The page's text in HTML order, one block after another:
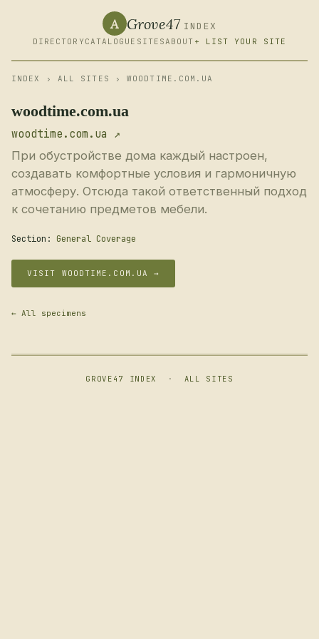
A Grove47 INDEX
DIRECTORY CATALOGUE SITESABOUT + LIST YOUR SITE
INDEX › ALL SITES › WOODTIME.COM.UA
woodtime.com.ua
woodtime.com.ua ↗
При обустройстве дома каждый настроен,
создавать комфортные условия и гармоничную
атмосферу. Отсюда такой ответственный подход
к сочетанию предметов мебели.
Section: General Coverage
VISIT WOODTIME.COM.UA →
← All specimens
GROVE47 INDEX · ALL SITES